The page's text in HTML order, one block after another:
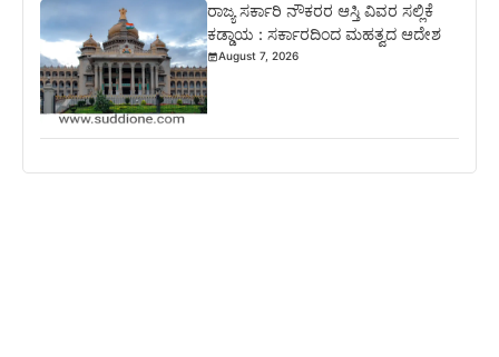
ರಾಜ್ಯ ಸರ್ಕಾರಿ ನೌಕರರ ಆಸ್ತಿ ವಿವರ ಸಲ್ಲಿಕೆ
ಕಡ್ಡಾಯ : ಸರ್ಕಾರದಿಂದ ಮಹತ್ವದ ಆದೇಶ
August 7, 2026